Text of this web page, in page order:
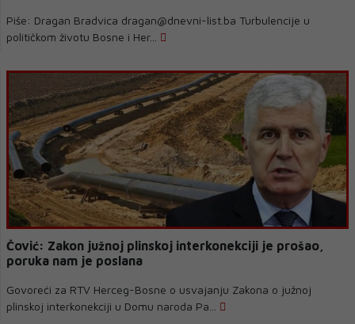
Piše: Dragan Bradvica dragan@dnevni-list.ba Turbulencije u
političkom životu Bosne i Her...
Čović: Zakon južnoj plinskoj interkonekciji je prošao,
poruka nam je poslana
Govoreći za RTV Herceg-Bosne o usvajanju Zakona o južnoj
plinskoj interkonekciji u Domu naroda Pa...